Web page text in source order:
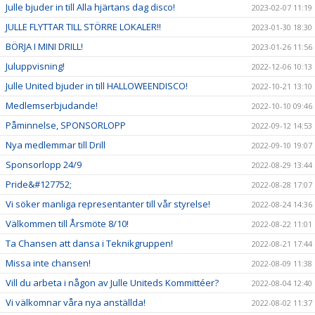
Julle bjuder in till Alla hjärtans dag disco! 2023-02-07 11:19
JULLE FLYTTAR TILL STÖRRE LOKALER!! 2023-01-30 18:30
BÖRJA I MINI DRILL! 2023-01-26 11:56
Juluppvisning! 2022-12-06 10:13
Julle United bjuder in till HALLOWEENDISCO! 2022-10-21 13:10
Medlemserbjudande! 2022-10-10 09:46
Påminnelse, SPONSORLOPP 2022-09-12 14:53
Nya medlemmar till Drill 2022-09-10 19:07
Sponsorlopp 24/9 2022-08-29 13:44
Pride&#127752; 2022-08-28 17:07
Vi söker manliga representanter till vår styrelse! 2022-08-24 14:36
Välkommen till Årsmöte 8/10! 2022-08-22 11:01
Ta Chansen att dansa i Teknikgruppen! 2022-08-21 17:44
Missa inte chansen! 2022-08-09 11:38
Vill du arbeta i någon av Julle Uniteds Kommittéer? 2022-08-04 12:40
Vi välkomnar våra nya anställda! 2022-08-02 11:37